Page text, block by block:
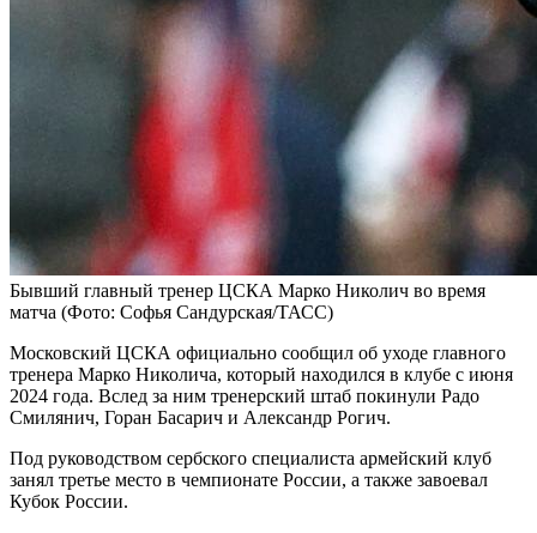
Бывший главный тренер ЦСКА Марко Николич во время
матча (Фото: Софья Сандурская/ТАСС)
Московский ЦСКА официально сообщил об уходе главного
тренера Марко Николича, который находился в клубе с июня
2024 года. Вслед за ним тренерский штаб покинули Радо
Смилянич, Горан Басарич и Александр Рогич.
Под руководством сербского специалиста армейский клуб
занял третье место в чемпионате России, а также завоевал
Кубок России.